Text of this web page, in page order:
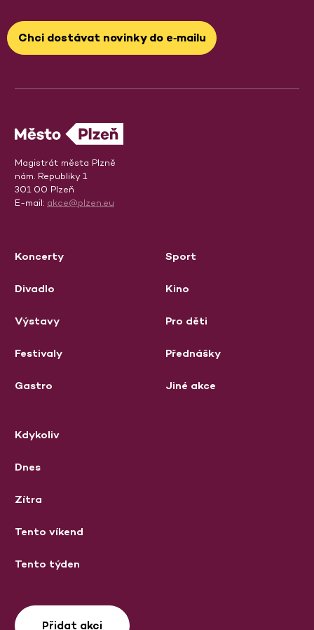
Chci dostávat novinky do e‑mailu
Magistrát města Plzně
nám. Republiky 1
301 00 Plzeň
E-mail: akce@plzen.eu
Koncerty
Divadlo
Výstavy
Festivaly
Gastro
Sport
Kino
Pro děti
Přednášky
Jiné akce
Kdykoliv
Dnes
Zítra
Tento víkend
Tento týden
Přidat akci